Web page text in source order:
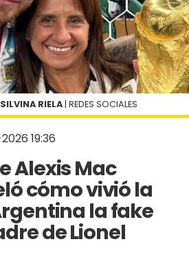
19:36
Alexis Mac
cómo vivió la
la fake
de Lionel
RIELA | REDES SOCIALES